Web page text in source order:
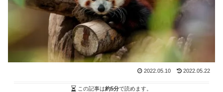
2022.05.10 2022.05.22
この記事は約5分で読めます。